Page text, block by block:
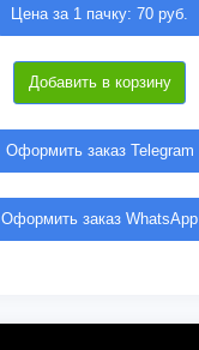
Цена за 1 пачку: 70 руб.
Добавить в корзину
Оформить заказ Telegram
Оформить заказ WhatsApp